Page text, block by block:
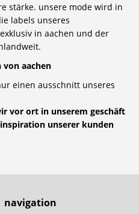
stärke. unsere mode wird in
labels unseres
in aachen und der
aachen
einen ausschnitt unseres
vor ort in unserem geschäft
unserer kunden
navigation